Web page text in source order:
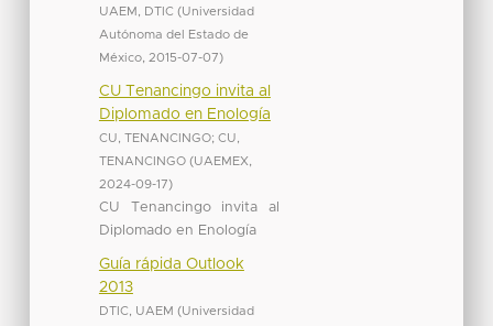
UAEM, DTIC (Universidad
Autónoma del Estado de
México, 2015-07-07)
CU Tenancingo invita al
Diplomado en Enología
CU, TENANCINGO; CU,
TENANCINGO (UAEMEX
2024-09-17)
CU Tenancingo invita al
Diplomado en Enología
Guía rápida Outlook
2013
DTIC, UAEM (Universidad